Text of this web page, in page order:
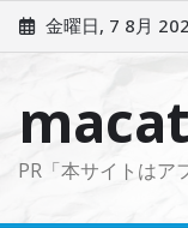
ン
金曜日, 7 8月
PR「本サイトはア